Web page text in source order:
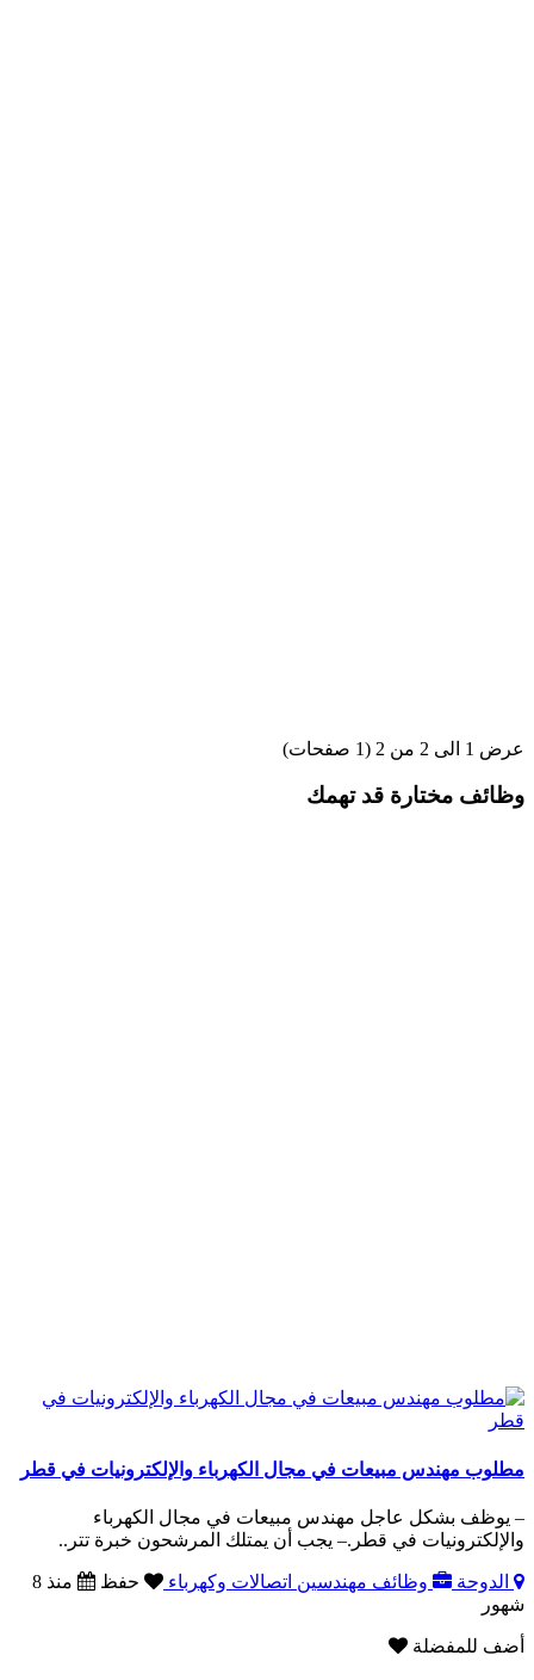
عرض 1 الى 2 من 2 (1 صفحات)
وظائف مختارة قد تهمك
مطلوب مهندس مبيعات في مجال الكهرباء والإلكترونيات في قطر
– يوظف بشكل عاجل مهندس مبيعات في مجال الكهرباء
والإلكترونيات في قطر.– يجب أن يمتلك المرشحون خبرة تتر..
الدوحة وظائف مهندسين اتصالات وكهرباء حفظ
منذ 8
شهور
أضف للمفضلة